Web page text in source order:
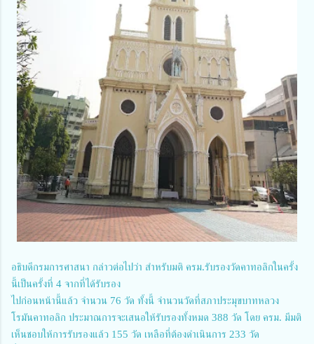
อธิบดีกรมการศาสนา กล่าวต่อไปว่า สำหรับมติ ครม.รับรองวัดคาทอลิกในครั้ง
นี้เป็นครั้งที่ 4 จากที่ได้รับรอง
ไปก่อนหน้านี้แล้ว จำนวน 76 วัด ทั้งนี้ จำนวนวัดที่สภาประมุขบาทหลวง
โรมันคาทอลิก ประมาณการจะเสนอให้รับรองทั้งหมด 388 วัด โดย ครม. มีมติ
เห็นชอบให้การรับรองแล้ว 155 วัด เหลือที่ต้องดำเนินการ 233 วัด